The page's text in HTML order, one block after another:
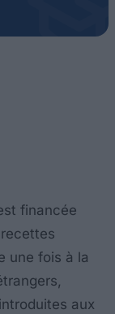
financée
une fois à la
aux